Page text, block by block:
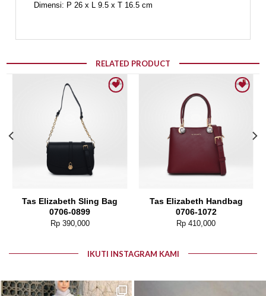
Dimensi: P 26 x L 9.5 x T 16.5 cm
RELATED PRODUCT
Add to wishlist
Tas Elizabeth Sling Bag
0706-0899
Rp390,000
Add to wishlist
Tas Elizabeth Handbag
0706-1072
Rp 410,000
IKUTI INSTAGRAM KAMI